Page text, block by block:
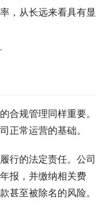
，从长远来看具有显
合规管理同样重要。
正常运营的基础。
行的法定责任。公司
报，并缴纳相关费
甚至被除名的风险。